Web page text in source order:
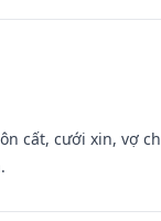
cất, cưới xin, vợ